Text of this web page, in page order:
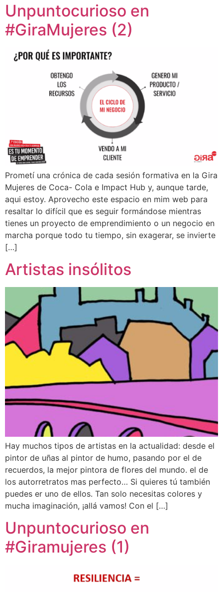
Unpuntocurioso en
#GiraMujeres (2)
Prometí una crónica de cada sesión formativa en la Gira
Mujeres de Coca- Cola e Impact Hub y, aunque tarde,
aqui estoy. Aprovecho este espacio en mim web para
resaltar lo difícil que es seguir formándose mientras
tienes un proyecto de emprendimiento o un negocio en
marcha porque todo tu tiempo, sin exagerar, se invierte
[…]
Artistas insólitos
Hay muchos tipos de artistas en la actualidad: desde el
pintor de uñas al pintor de humo, pasando por el de
recuerdos, la mejor pintora de flores del mundo. el de
los autorretratos mas perfecto… Si quieres tú también
puedes er uno de ellos. Tan solo necesitas colores y
mucha imaginación, ¡allá vamos! Con el […]
Unpuntocurioso en
#Giramujeres (1)